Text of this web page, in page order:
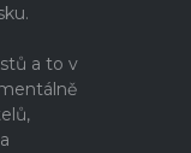
a to v